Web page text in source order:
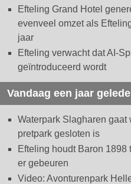
Efteling Grand Hotel
evenveel omzet als
jaar
Efteling verwacht dat AI-
geïntroduceerd wordt
Vandaag een jaar
Waterpark Slagharen
pretpark gesloten is
Efteling houdt Baron
er gebeuren
Video: Avonturenpark